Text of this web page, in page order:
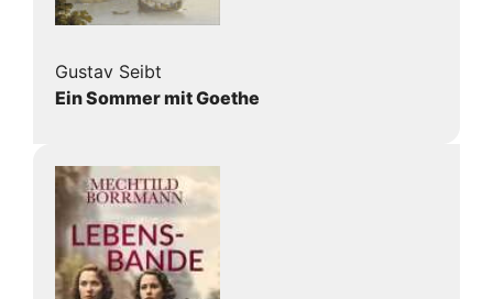
Gustav Seibt
Ein Sommer mit Goethe